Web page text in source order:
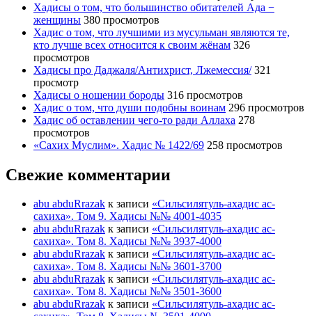
Хадисы о том, что большинство обитателей Ада −
женщины 380 просмотров
Хадис о том, что лучшими из мусульман являются те,
кто лучше всех относится к своим жёнам 326
просмотров
Хадисы про Даджаля/Антихрист, Лжемессия/ 321
просмотр
Хадисы о ношении бороды 316 просмотров
Хадис о том, что души подобны воинам 296 просмотров
Хадис об оставлении чего-то ради Аллаха 278
просмотров
«Сахих Муслим». Хадис № 1422/69 258 просмотров
Свежие комментарии
abu abduRrazak к записи «Сильсилятуль-ахадис ас-
сахиха». Том 9. Хадисы №№ 4001-4035
abu abduRrazak к записи «Сильсилятуль-ахадис ас-
сахиха». Том 8. Хадисы №№ 3937-4000
abu abduRrazak к записи «Сильсилятуль-ахадис ас-
сахиха». Том 8. Хадисы №№ 3601-3700
abu abduRrazak к записи «Сильсилятуль-ахадис ас-
сахиха». Том 8. Хадисы №№ 3501-3600
abu abduRrazak к записи «Сильсилятуль-ахадис ас-